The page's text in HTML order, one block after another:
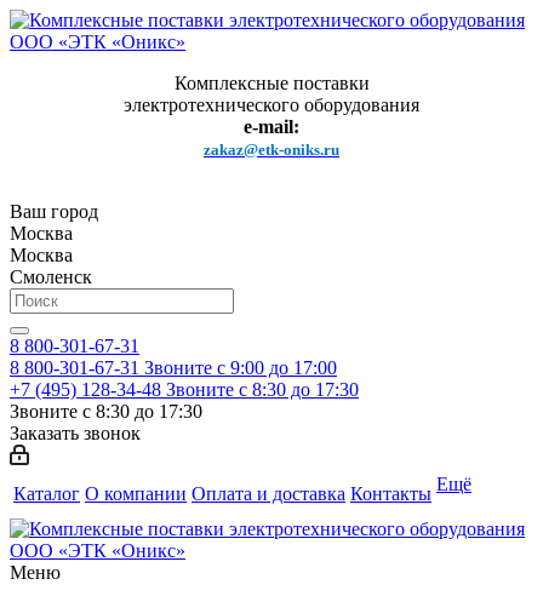
Комплексные поставки
электротехнического оборудования
e-mail:
zakaz@etk-oniks.ru
Ваш город
Москва
Москва
Смоленск
8 800-301-67-31
8 800-301-67-31 Звоните с 9:00 до 17:00
+7 (495) 128-34-48 Звоните с 8:30 до 17:30
Звоните с 8:30 до 17:30
Заказать звонок
Каталог О компании Оплата и доставка Контакты Ещё
Меню